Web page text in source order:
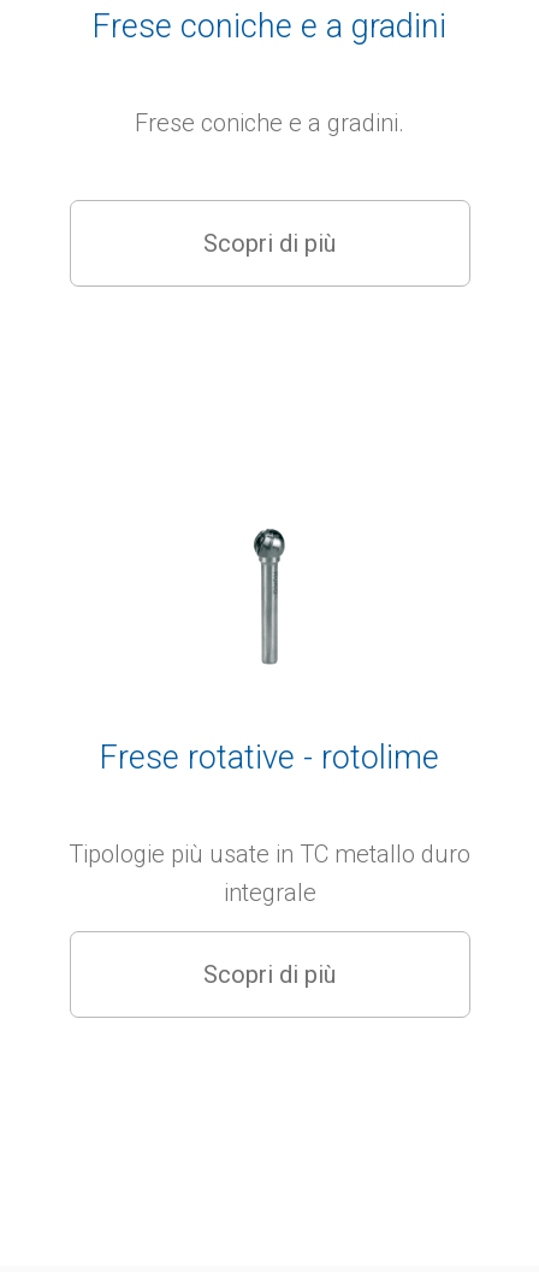
Frese coniche e a gradini
Frese coniche e a gradini.
Scopri di più
Frese rotative - rotolime
Tipologie più usate in TC metallo duro
integrale
Scopri di più